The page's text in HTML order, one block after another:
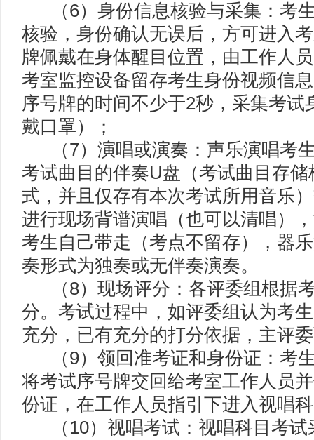
（6）身份信息核验与采集：考
核验，身份确认无误后，方可进入
牌佩戴在身体醒目位置，由工作人
考室监控设备留存考生身份视频信
序号牌的时间不少于2秒，采集考试
戴口罩）；
（7）演唱或演奏：声乐演唱考
考试曲目的伴奏U盘（考试曲目存
式，并且仅存有本次考试所用音乐
进行现场背谱演唱（也可以清唱）
考生自己带走（考点不留存），器
奏形式为独奏或无伴奏演奏。
（8）现场评分：各评委组根据
分。考试过程中，如评委组认为考
充分，已有充分的打分依据，主评
（9）领回准考证和身份证：考
将考试序号牌交回给考室工作人员
份证，在工作人员指引下进入视唱
（10）视唱考试：视唱科目考试